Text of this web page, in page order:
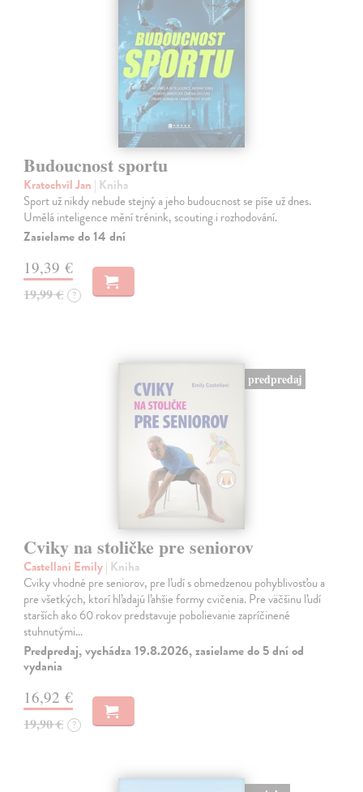
Budoucnost sportu
Kratochvíl Jan | Kniha
Sport už nikdy nebude stejný a jeho budoucnost se píše už dnes.
Umělá inteligence mění trénink, scouting i rozhodování.
Zasielame do 14 dní
19,39 €
19,99 € ?
predpredaj
Cviky na stoličke pre seniorov
Castellani Emily| Kniha
Cviky vhodné pre seniorov, pre ľudí s obmedzenou pohyblivosťou a
pre všetkých, ktorí hľadajú ľahšie formy cvičenia. Pre väčšinu ľudí
starších ako 60 rokov predstavuje pobolievanie zapríčinené
stuhnutými…
Predpredaj, vychádza 19.8.2026, zasielame do 5 dní od
vydania
16,92 €
19,90 € ?